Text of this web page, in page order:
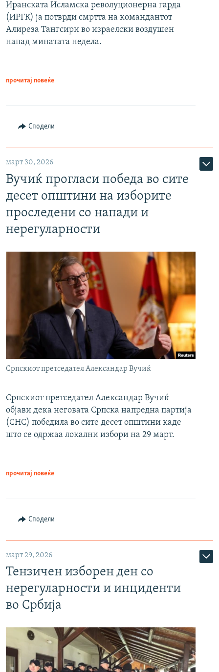
Иранската Исламска револуционерна гарда
(ИРГК) ја потврди смртта на командантот
Алиреза Тангсири во израелски воздушен
напад минатата недела.
прочитај повеќе
Сподели
март 30, 2026
Вучиќ прогласи победа во сите
десет општини на изборите
проследени со напади и
нерегуларности
Српскиот претседател Александар Вучиќ
Српскиот претседател Александар Вучиќ
објави дека неговата Српска напредна партија
(СНС) победила во сите десет општини каде
што се одржаа локални избори на 29 март.
прочитај повеќе
Сподели
март 29, 2026
Тензичен изборен ден со
нерегуларности и инциденти
во Србија